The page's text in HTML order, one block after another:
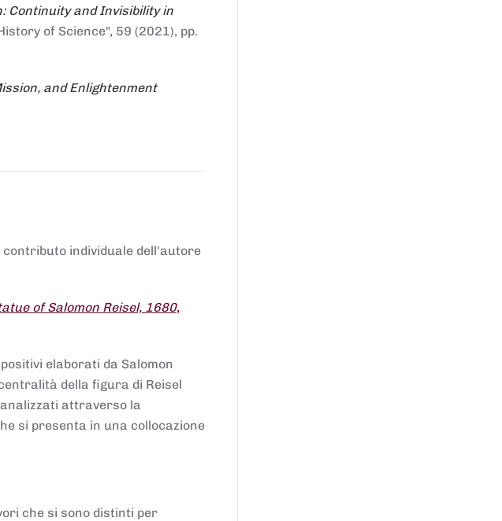
Continuity and Invisibility in
of Science", 59 (2021), pp.
and Enlightenment
individuale dell'autore
of Salomon Reisel, 1680,
elaborati da Salomon
della figura di Reisel
attraverso la
si presenta in una collocazione
che si sono distinti per